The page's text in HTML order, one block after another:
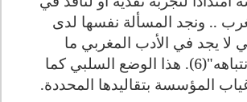
.. ونجد المسألة نفسها لدى
لا يجد في الأدب المغربي ما
يشده أو يثير انتباهه"(6). هذا الوضع السلبي كما
المؤسسة بتقاليدها المحددة.